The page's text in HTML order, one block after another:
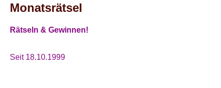
Monatsrätsel
Rätseln & Gewinnen!
Seit 18.10.1999